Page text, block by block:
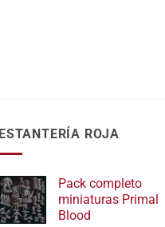
ESTANTERÍA ROJA
Pack completo
miniaturas Primal
Blood